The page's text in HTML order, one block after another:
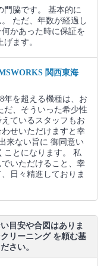
門脇です。 基本的に
ただ、年数が経過し
かあった時に保証を
ます。
関西東海
年を超える機種は、お
だ、そういった希少性
ているスタッフもお
せいただけますと幸
来ない旨に 御同意い
ことになります。 私
いただけること、幸
日々精進しておりま
目安や合図はありま
リーニング を頼む基
さい。